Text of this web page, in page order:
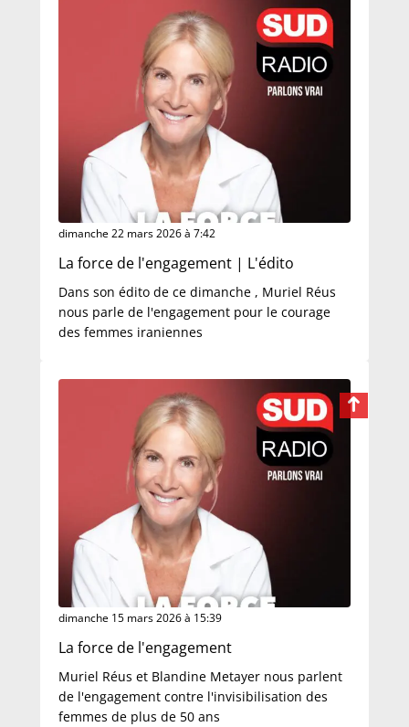
dimanche 22 mars 2026 à 7:42
La force de l'engagement | L'édito
Dans son édito de ce dimanche , Muriel Réus
nous parle de l'engagement pour le courage
des femmes iraniennes
dimanche 15 mars 2026 à 15:39
La force de l'engagement
Muriel Réus et Blandine Metayer nous parlent
de l'engagement contre l'invisibilisation des
femmes de plus de 50 ans